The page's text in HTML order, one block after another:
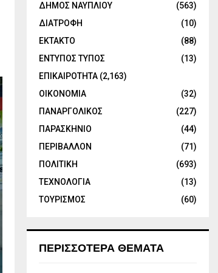
ΔΗΜΟΣ ΝΑΥΠΛΙΟΥ
(563)
ΔΙΑΤΡΟΦΗ
(10)
ΕΚΤΑΚΤΟ
(88)
ΕΝΤΥΠΟΣ ΤΥΠΟΣ
(13)
ΕΠΙΚΑΙΡΟΤΗΤΑ (2,163)
ΟΙΚΟΝΟΜΙΑ
(32)
ΠΑΝΑΡΓΟΛΙΚΟΣ
(227)
ΠΑΡΑΣΚΗΝΙΟ
(44)
ΠΕΡΙΒΑΛΛΟΝ
(71)
ΠΟΛΙΤΙΚΗ
(693)
ΤΕΧΝΟΛΟΓΙΑ
(13)
ΤΟΥΡΙΣΜΟΣ
(60)
ΠΕΡΙΣΣΟΤΕΡΑ ΘΕΜΑΤΑ